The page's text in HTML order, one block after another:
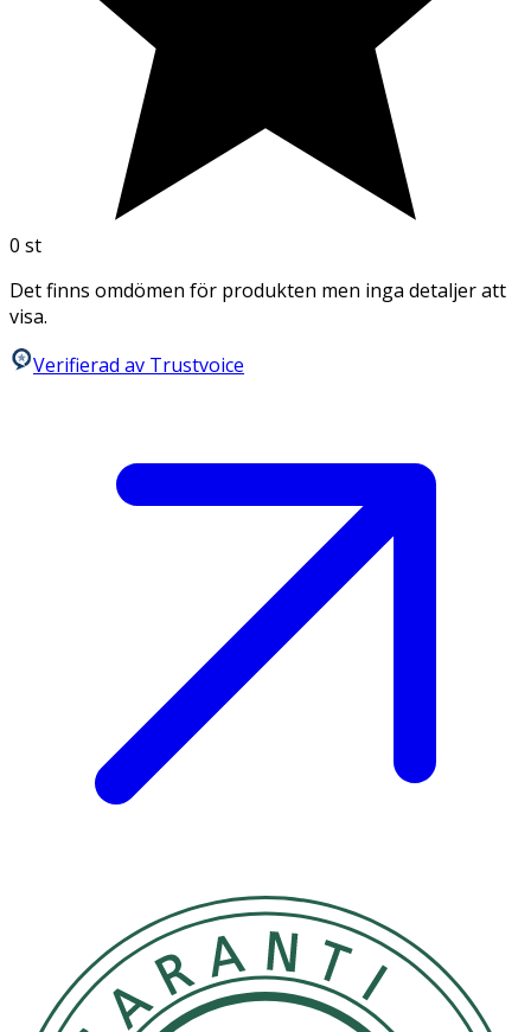
0 st
Det finns omdömen för produkten men inga detaljer att
visa.
Verifierad av Trustvoice